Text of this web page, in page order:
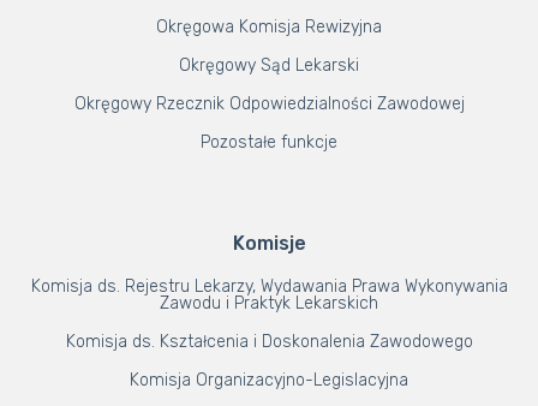
Okręgowa Komisja Rewizyjna
Okręgowy Sąd Lekarski
Okręgowy Rzecznik Odpowiedzialności Zawodowej
Pozostałe funkcje
Komisje
Komisja ds. Rejestru Lekarzy, Wydawania Prawa Wykonywania
Zawodu i Praktyk Lekarskich
Komisja ds. Kształcenia i Doskonalenia Zawodowego
Komisja Organizacyjno-Legislacyjna